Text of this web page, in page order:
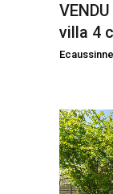
villa 4